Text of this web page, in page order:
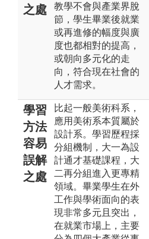
之處
教學不會與產業界脫
節，學生畢業後就業
或再進修的幅度與廣
度也都相對的提高，
或朝向多元化的走
向，符合現在社會的
人才需求。
學習
方法
容易
誤解
之處
比起一般美術科系，
應用美術系本質屬於
設計系。學習歷程採
分組機制，大一為設
計通才基礎課程，大
二再分組進入更專精
領域。畢業學生在外
工作與學術面向的表
現非常多元且突出，
在就業市場上，主要